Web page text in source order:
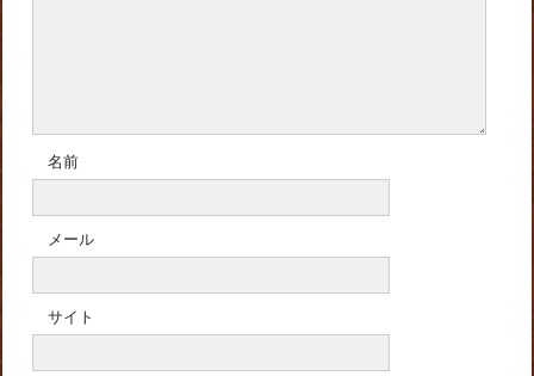
名前
メール
サイト